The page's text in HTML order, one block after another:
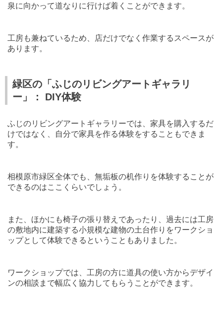
泉に向かって道なりに行けば着くことができます。
工房も兼ねているため、店だけでなく作業するスペースが
あります。
緑区の「ふじのリビングアートギャラリ
ー」： DIY体験
ふじのリビングアートギャラリーでは、家具を購入するだ
けではなく、自分で家具を作る体験をすることもできま
す。
相模原市緑区全体でも、無垢板の机作りを体験することが
できるのはここくらいでしょう。
また、ほかにも椅子の張り替えであったり、過去には工房
の敷地内に建築する小規模な建物の土台作りをワークショ
ップとして体験できるということもありました。
ワークショップでは、工房の方に道具の使い方からデザイ
ンの相談まで幅広く協力してもらうことができます。